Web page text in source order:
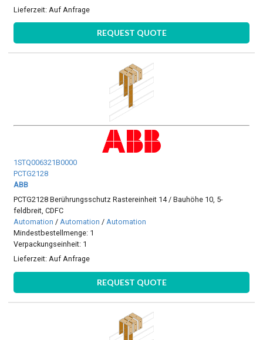
Lieferzeit: Auf Anfrage
REQUEST QUOTE
1STQ006321B0000
PCTG2128
ABB
PCTG2128 Berührungsschutz Rastereinheit 14 / Bauhöhe 10, 5-
feldbreit, CDFC
Automation / Automation / Automation
Mindestbestellmenge: 1
Verpackungseinheit: 1
Lieferzeit:Auf Anfrage
REQUEST QUOTE